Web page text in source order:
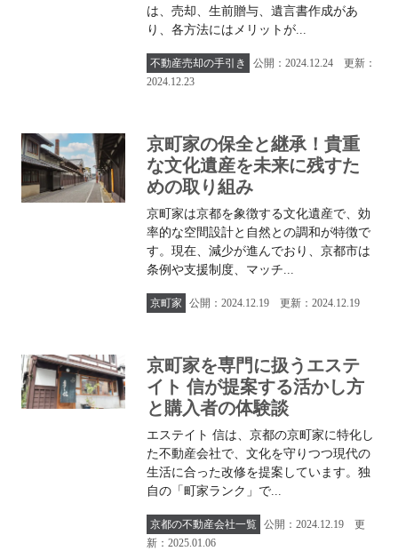
は、売却、生前贈与、遺言書作成があ
り、各方法にはメリットが...
不動産売却の手引き
公開：2024.12.24 更新：
2024.12.23
京町家の保全と継承！貴重
な文化遺産を未来に残すた
めの取り組み
京町家は京都を象徴する文化遺産で、効
率的な空間設計と自然との調和が特徴で
す。現在、減少が進んでおり、京都市は
条例や支援制度、マッチ...
京町家 公開：2024.12.19 更新：2024.12.19
京町家を専門に扱うエステ
イト 信が提案する活かし方
と購入者の体験談
エステイト 信は、京都の京町家に特化し
た不動産会社で、文化を守りつつ現代の
生活に合った改修を提案しています。独
自の「町家ランク」で...
京都の不動産会社一覧 公開：2024.12.19 更
新：2025.01.06